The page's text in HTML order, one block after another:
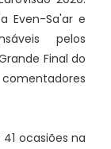
Even-Sa'ar e
pelos
Final do
ocasiões na